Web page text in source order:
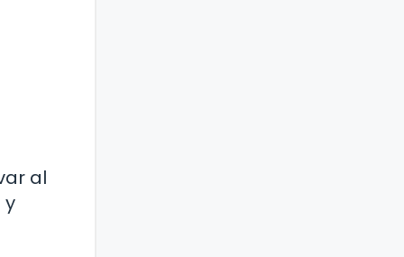
al
y